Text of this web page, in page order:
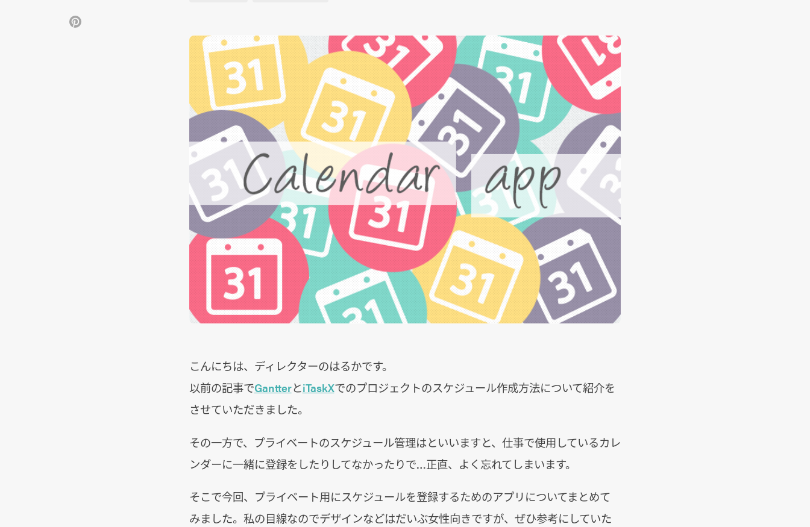
こんにちは、ディレクターのはるかです。
以前の記事でGantterとiTaskXでのプロジェクトのスケジュール作成方法について紹介を
させていただきました。
その一方で、プライベートのスケジュール管理はといいますと、仕事で使用しているカレ
ンダーに一緒に登録をしたりしてなかったりで…正直、よく忘れてしまいます。
そこで今回、プライベート用にスケジュールを登録するためのアプリについてまとめて
みました。私の目線なのでデザインなどはだいぶ女性向きですが、ぜひ参考にしていた